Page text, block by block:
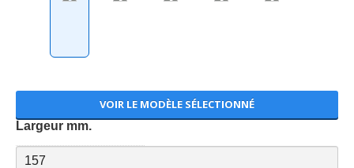
VOIR LE MODÈLE SÉLECTIONNÉ
Largeur mm.